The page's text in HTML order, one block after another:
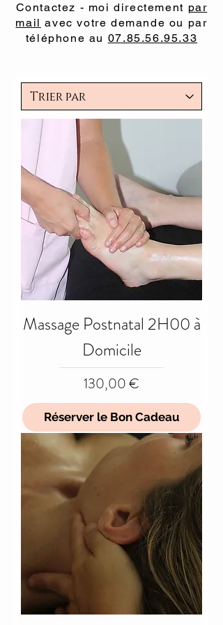
Contactez - moi directement par
mail avec votre demande ou par
téléphone au 07.85.56.95.33
Massage Postnatal 2H00 à
Domicile
Prix
130,00 €
Réserver le Bon Cadeau